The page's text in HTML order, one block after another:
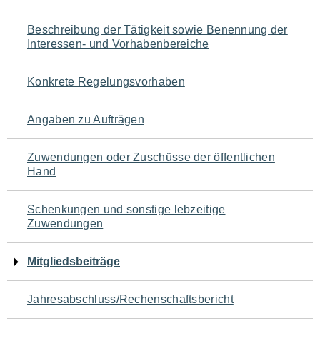
für
den
Seiteninhalt
Beschreibung der Tätigkeit sowie Benennung der
Interessen- und Vorhabenbereiche
Konkrete Regelungsvorhaben
Angaben zu Aufträgen
Zuwendungen oder Zuschüsse der öffentlichen
Hand
Schenkungen und sonstige lebzeitige
Zuwendungen
Mitgliedsbeiträge
Jahresabschluss/Rechenschaftsbericht